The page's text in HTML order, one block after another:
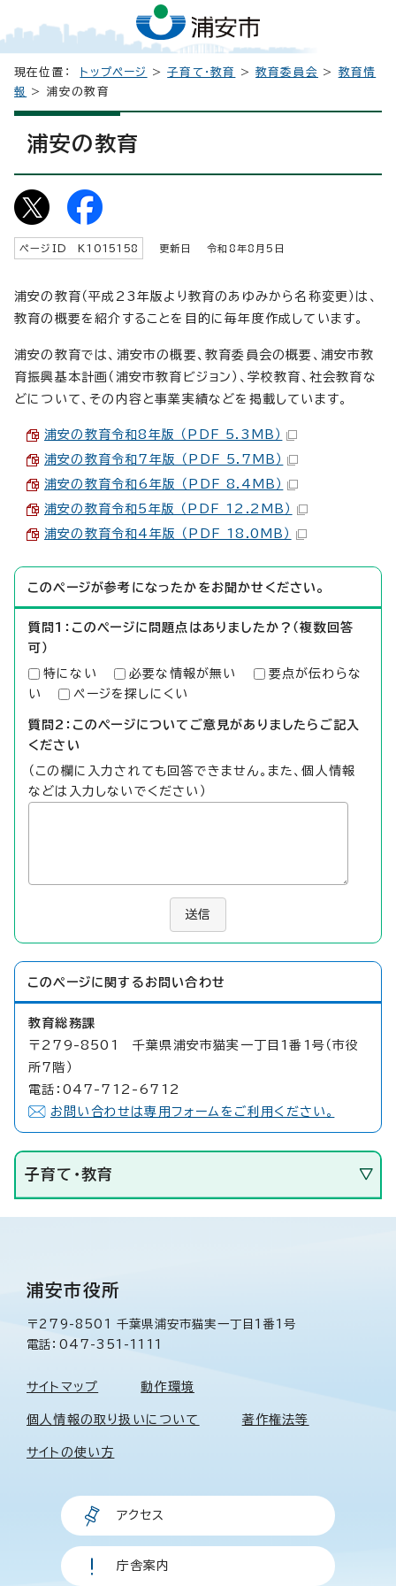
現在位置： トップページ >子育て・教育 >教育委員会 > 教育情
報
> 浦安の教育
浦安の教育
ページID K 1015158 更新日 令和8年8月5日
浦安の教育（平成23年版より教育のあゆみから名称変更）は、
教育の概要を紹介することを目的に毎年度作成しています。
浦安の教育では、浦安市の概要、教育委員会の概要、浦安市教
育振興基本計画（浦安市教育ビジョン）、学校教育、社会教育な
どについて、その内容と事業実績などを掲載しています。
浦安の教育令和8年版 （PDF 5.3MB）
浦安の教育令和7年版 （PDF 5.7MB）
浦安の教育令和6年版 （PDF 8.4MB）
浦安の教育令和5年版 （PDF 12.2MB）
浦安の教育令和4年版 （PDF 18.0MB）
このページが参考になったかをお聞かせください。
質問1：このページに問題点はありましたか？（複数回答
可）
特にない 必要な情報が無い
要点が伝わらな
い
ページを探しにくい
質問2：このページについてご意見がありましたらご記入
ください
（この欄に入力されても回答できません。また、個人情報
などは入力しないでください）
送信
このページに関する お問い合わせ
教育総務課
〒279-8501 千葉県浦安市猫実一丁目1番1号（市役
所7階）
電話：047-712-6712
お問い合わせは専用フォームをご利用ください。
子育て・教育
浦安市役所
〒279-8501 千葉県浦安市猫実一丁目1番1号
電話：047-351-1111
サイトマップ 動作環境
個人情報の取り扱いについて 著作権法等
サイトの使い方
アクセス
庁舎案内